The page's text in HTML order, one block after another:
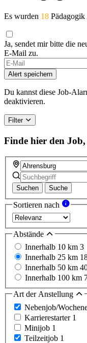
Es wurden 18 Pädagogik
Ja, sendet mir bitte die
E-Mail zu.
Alert speichern
Du kannst diese Job-
deaktivieren.
Filter
Finde hier den
Suchen Suche
Sortieren nach
Abstände
Innerhalb 10 km 3
Innerhalb 25 km
Innerhalb 50 km
Innerhalb 100 km
Art der Anstellung
Nebenjob/
Karrierestarter 1
Minijob 1
Teilzeitjob 1